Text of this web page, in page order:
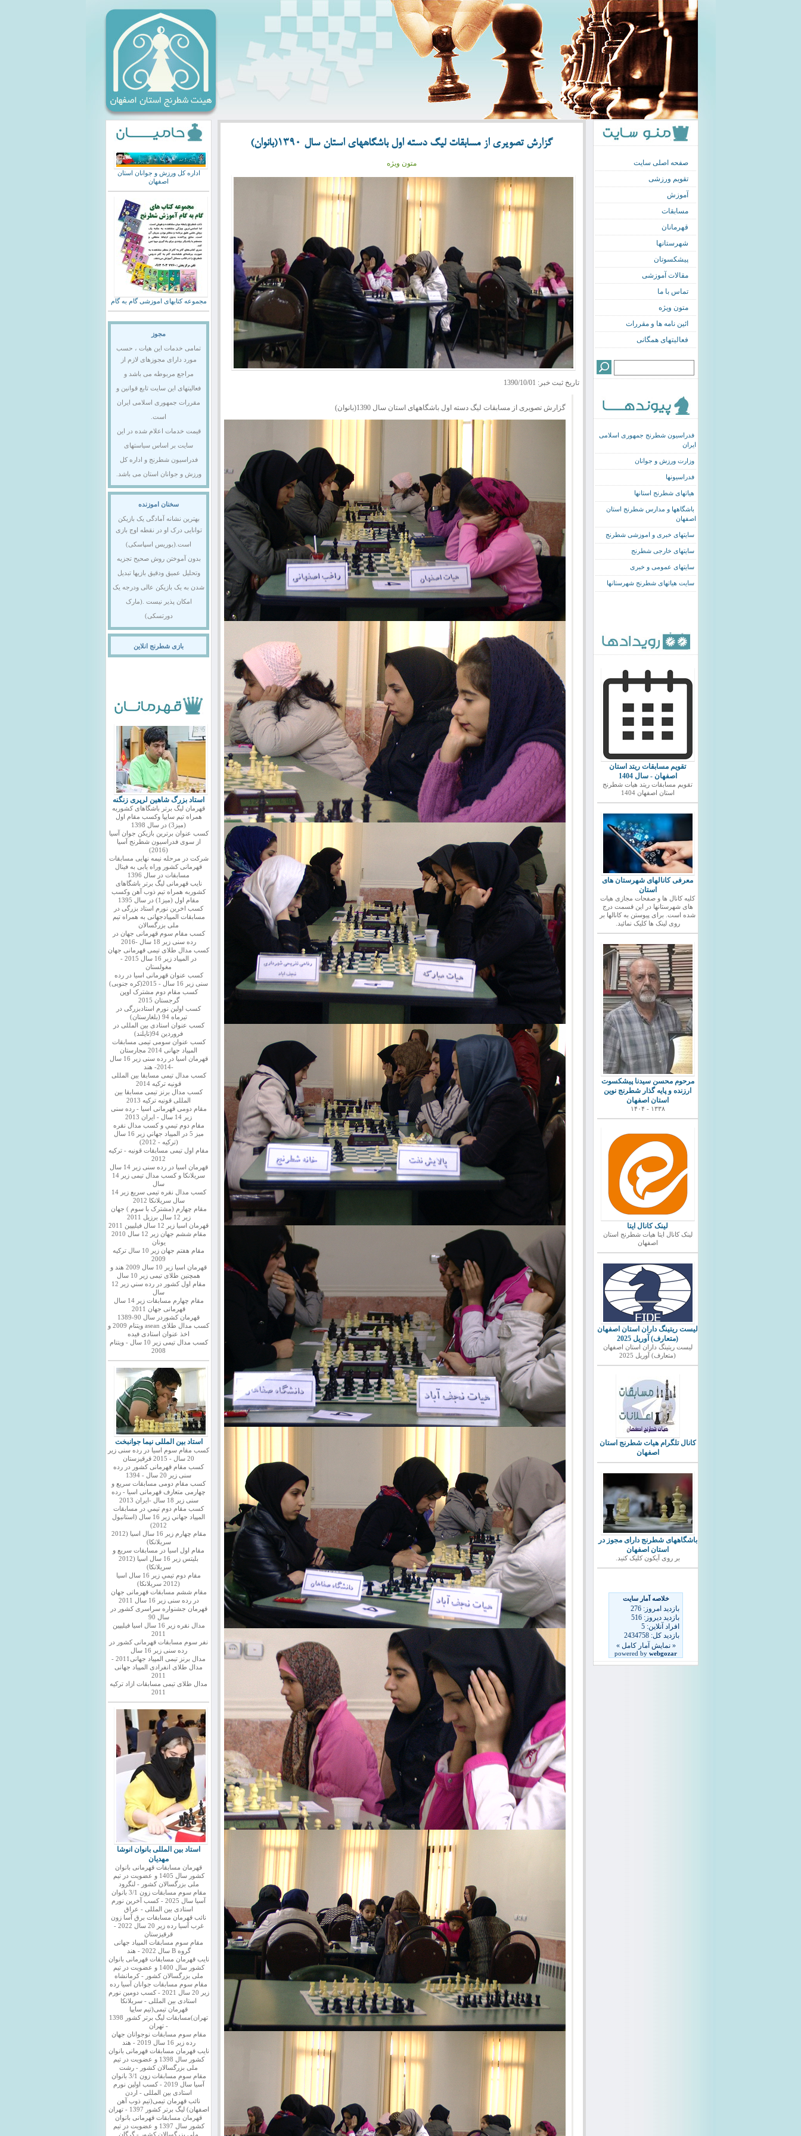
صفحه اصلی سایت
تقویم ورزشی
آموزش
مسابقات
قهرمانان
شهرستانها
پیشکسوتان
مقالات آموزشی
تماس با ما
متون ویژه
ائین نامه ها و مقررات
فعالیتهای همگانی
فدراسیون شطرنج جمهوری اسلامی
ایران
وزارت ورزش و جوانان
فدراسیونها
هیاتهای شطرنج استانها
باشگاهها و مدارس شطرنج استان
اصفهان
سایتهای خبری و اموزشی شطرنج
سایتهای خارجی شطرنج
سایتهای عمومی و خبری
سایت هیاتهای شطرنج شهرستانها
تقویم مسابقات ریتد استان
اصفهان - سال 1404
تقویم مسابقات ریتد هیات شطرنج
استان اصفهان 1404
معرفی کانالهای شهرستان های
استان
کلیه کانال ها و صفحات مجازی هیات
های شهرستانها در این قسمت درج
شده است. برای پیوستن به کانالها بر
روی لینک ها کلیک نمائید.
مرحوم محسن سیدنا پیشکسوت
ارزنده و پایه گذار شطرنج نوین
استان اصفهان
۱۳۳۸ - ۱۴۰۴
لینک کانال ایتا
لینک کانال ایتا هیات شطرنج استان
اصفهان
ليست ريتينگ داران استان اصفهان
(متعارف) آوریل 2025
ليست ريتينگ داران استان اصفهان
(متعارف) آوریل 2025
کانال تلگرام هیات شطرنج استان
اصفهان
باشگاههای شطرنج دارای مجوز در
استان اصفهان
بر روی آیکون کلیک کنید.
گزارش تصویری از مسابقات لیگ دسته اول باشگاههای استان سال 1390(بانوان)
متون ویژه
تاریخ ثبت خبر: 1390/10/01
گزارش تصویری از مسابقات لیگ دسته اول باشگاههای استان سال 1390(بانوان)
اداره کل ورزش و جوانان استان
اصفهان
مجموعه کتابهای اموزشی گام به گام
مجوز
تمامی خدمات این هیات ، حسب
مورد دارای مجوزهای لازم از
مراجع مربوطه می باشد و
فعالیتهای این سایت تابع قوانین و
مقررات جمهوری اسلامی ایران
است.
قیمت خدمات اعلام شده در این
سایت بر اساس سیاستهای
فدراسیون شطرنج و اداره کل
ورزش و جوانان استان می باشد.
سخنان اموزنده
بهترین نشانه آمادگی یک بازیکن
توانایی درک او در نقطه اوج بازی
است.(بوریس اسپاسکی)
بدون آموختن روش صحیح تجزیه
وتحلیل عمیق ودقیق بازیها تبدیل
شدن به یک بازیکن عالی ودرجه یک
امکان پذیر نیست .(مارک
دورتسکی)
بازی شطرنج انلاین
استاد بزرگ شاهین لرپری زنگنه
قهرمان لیگ برتر باشگاهای کشوربه
همراه تیم سایپا وکسب مقام اول
(میز3) در سال 1398
کسب عنوان برترین بازیکن جوان آسیا
از سوی فدراسیون شطرنج آسیا
(2016)
شرکت در مرحله نیمه نهایی مسابقات
قهرمانی کشور وراه یابی به فینال
مسابقات در سال 1396
نایب قهرمانی لیگ برتر باشگاهای
کشوربه همراه تیم ذوب آهن وکسب
مقام اول (میز1) در سال 1395
کسب اخرین نورم استاد بزرگی در
مسابقات المپیادجهانی به همراه تیم
ملی بزرگسالان
کسب مقام سوم قهرمانی جهان در
رده سنی زیر 18 سال -2016
کسب مدال طلای تیمی قهرمانی جهان
در المپیاد زیر 16 سال 2015 -
مغولستان
کسب عنوان قهرمانی اسیا در رده
سنی زیر 16 سال - 2015(کره جنوبی)
کسب مقام دوم مشترک اوپن
گرجستان 2015
کسب اولین نورم استادبزرگی در
تیرماه 94 (بلغارستان)
کسب عنوان استادی بین المللی در
فروردین 94(تایلند)
کسب عنوان سومی تیمی مسابقات
المپیاد جهانی 2014 مجارستان
قهرمان اسیا در رده سنی زیر 16 سال
-2014- هند
کسب مدال تیمی مسابقا بین المللی
قونیه ترکیه 2014
کسب مدال برنز تیمی مسابقا بین
المللی قونیه ترکیه 2013
مقام دومی قهرمانی اسیا - رده سنی
زیر 14 سال - ایران 2013
مقام دوم تيمي و كسب مدال نقره
ميز 5 در المپياد جهاني زير 16 سال
(تركيه - 2012)
مقام اول تیمی مسابقات قونیه - ترکیه
2012
قهرمان اسیا در رده سنی زیر 14 سال
سريلانكا و کسب مدال تیمی زیر 14
سال
کسب مدال نقره تیمی سریع زیر 14
سال سریلانکا 2012
مقام چهارم (مشترک با سوم ) جهان
زیر 12 سال برزیل 2011
قهرمان اسيا زير 12 سال فیلیپین 2011
مقام ششم جهان زیر 12 سال 2010
یونان
مقام هفتم جهان زیر 10 سال ترکیه
2009
قهرمان اسيا زیر 10 سال 2009 هند و
همچنین طلای تیمی زیر 10 سال
مقام اول كشور در رده سني زير 12
سال
مقام چهارم مسابقات زیر 14 سال
قهرمانی جهان 2011
قهرمان کشوردر سال 90-1389
کسب مدال طلای asean ویتنام 2009 و
اخذ عنوان استادی فیده
کسب مدال تیمی زیر 10 سال - ویتنام
2008
استاد بین المللی نیما جوانبخت
کسب مقام سوم اسیا در رده سنی زیر
20 سال - 2015 قرقیزستان
کسب مقام قهرمانی کشور در رده
سنی زیر 20 سال - 1394
کسب مقام دومی مسابقات سریع و
چهارمی متعارف قهرمانی اسیا - رده
سنی زیر 18 سال -ایران 2013
كسب مقام دوم تيمي در مسابقات
المپياد جهاني زير 16 سال (استانبول
2012)
مقام چهارم زير 16 سال اسيا (2012
سريلانكا)
مقام اول اسيا در مسابقات سريع و
بليتس زير 16 سال اسيا (2012
سريلانكا)
مقام دوم تيمي زير 16 سال اسيا
(2012 سريلانكا)
مقام ششم مسابقات قهرمانی جهان
در رده سنی زیر 16 سال 2011
قهرمان جشنواره سراسری کشور در
سال 90
مدال نقره زیر 16 سال اسیا فیلیپین
2011
نفر سوم مسابقات قهرمانی کشور در
رده سنی زیر 16 سال
مدال برنز تیمی المپیاد جهانی2011 -
مدال طلای انفرادی المپیاد جهانی
2011
مدال طلای تیمی مسابقات ازاد ترکیه
2011
استاد بین المللی بانوان انوشا
مهدیان
قهرمان مسابقات قهرمانی بانوان
کشور سال 1405 و عضویت در تیم
ملی بزرگسالان کشور - لنگرود
مقام سوم مسابقات زون 3/1 بانوان
آسیا سال 2025 - کسب آخرین نورم
استادی بین المللی - عراق
نائب قهرمان مسابقات برق آسا زون
غرب آسیا رده زیر 20 سال 2022 -
قرقیزستان
مقام سوم مسابقات المپیاد جهانی
گروه B سال 2022 - هند
نایب قهرمان مسابقات قهرمانی بانوان
کشور سال 1400 و عضویت در تیم
ملی بزرگسالان کشور - کرمانشاه
مقام سوم مسابقات جوانان آسیا رده
زیر 20 سال 2021 - کسب دومین نورم
استادی بین المللی - سریلانکا
قهرمان تیمی(تیم سایپا
تهران)مسابقات لیگ برتر کشور 1398
- تهران
مقام سوم مسابقات نوجوانان جهان
رده زیر 16 سال 2019 - هند
نایب قهرمان مسابقات قهرمانی بانوان
کشور سال 1398 و عضویت در تیم
ملی بزرگسالان کشور - رشت
مقام سوم مسابقات زون 3/1 بانوان
آسیا سال 2019 - کسب اولین نورم
استادی بین المللی - اردن
نائب قهرمان تیمی(تیم ذوب آهن
اصفهان) لیگ برتر کشور 1397 - تهران
قهرمان مسابقات قهرمانی بانوان
کشور سال 1397 و عضویت در تیم
ملی بزرگسالان کشور - گرگان